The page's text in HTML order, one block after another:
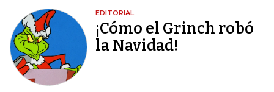
EDITORIAL
¡Cómo el Grinch robó
la Navidad!